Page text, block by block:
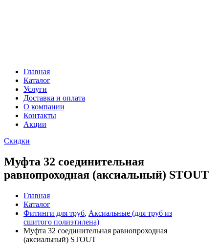
Главная
Каталог
Услуги
Доставка и оплата
О компании
Контакты
Акции
Скидки
Муфта 32 соединительная
равнопроходная (аксиальный) STOUT
Главная
Каталог
Фитинги для труб, Аксиальные (для труб из
сшитого полиэтилена)
Муфта 32 соединительная равнопроходная
(аксиальный) STOUT